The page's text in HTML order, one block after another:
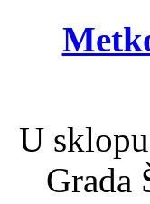
U
Grada